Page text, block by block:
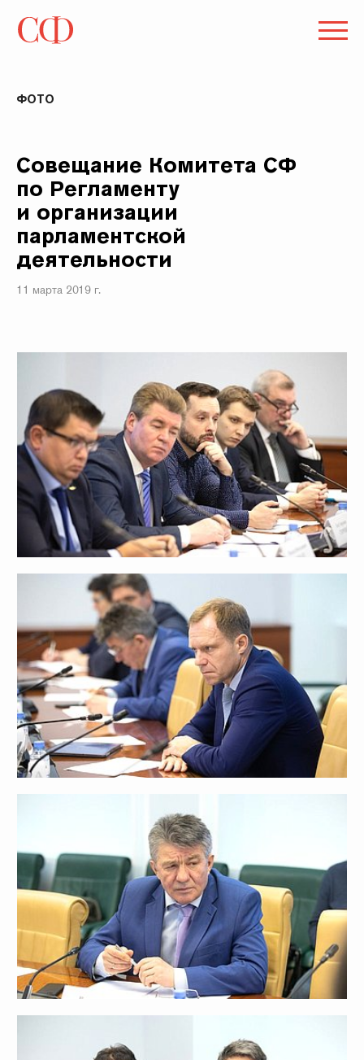
ФОТО
Совещание Комитета СФ
по Регламенту
и организации
парламентской
деятельности
11 марта 2019 г.